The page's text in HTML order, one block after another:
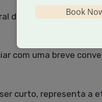
do processo, pois
com uma breve
curto, representa a
Book